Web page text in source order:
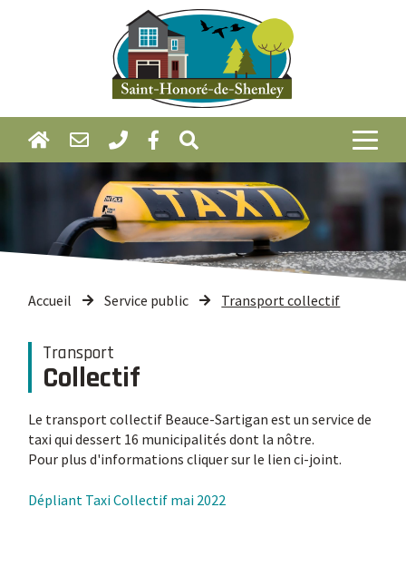
Accueil Service public Transport collectif
Transport
Collectif
Le transport collectif Beauce-Sartigan est un service de
taxi qui dessert 16 municipalités dont la nôtre.
Pour plus d'informations cliquer sur le lien ci-joint.
Dépliant Taxi Collectif mai 2022